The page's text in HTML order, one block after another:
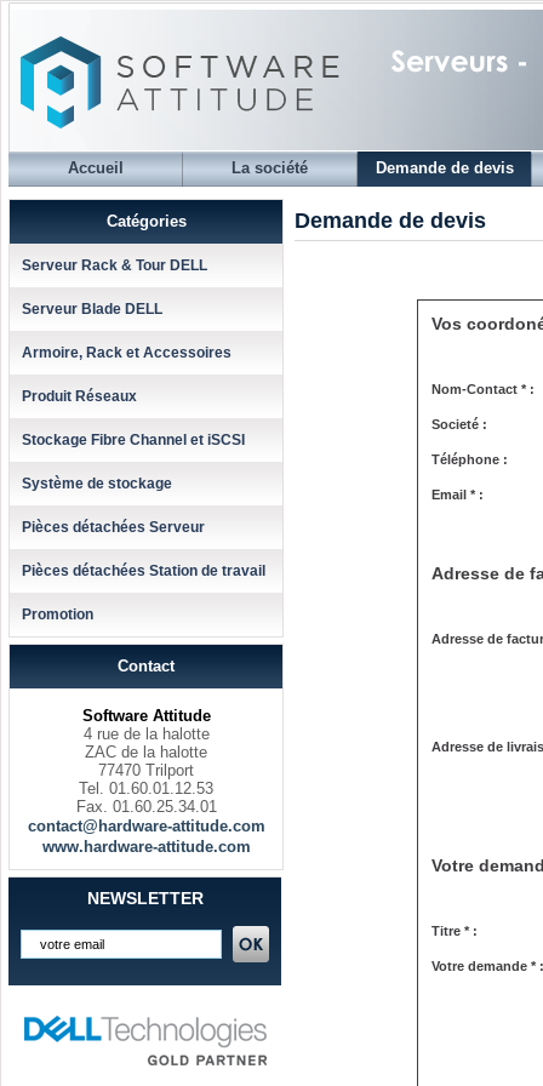
Accueil La société Demande de devis
Catégories
Serveur Rack & Tour DELL
Serveur Blade DELL
Armoire, Rack et Accessoires
Produit Réseaux
Stockage Fibre Channel et iSCSI
Système de stockage
Pièces détachées Serveur
Pièces détachées Station de travail
Promotion
Contact
Software Attitude
4 rue de la halotte
ZAC de la halotte
77470 Trilport
Tel. 01.60.01.12.53
Fax. 01.60.25.34.01
contact@hardware-attitude.com
www.hardware-attitude.com
NEWSLETTER
Demande de devis
Vos
Nom-Contact * :
Societé :
Téléphone :
Email * :
Adresse de
Adresse de
Adresse de
Votre
Titre * :
Votre demande * :